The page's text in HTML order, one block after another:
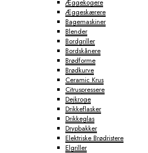
Æggekogere
Æggeskærere
Bagemaskiner
Blender
Bordgriller
Bordskånere
Brødforme
Brødkurve
Ceramic Krus
Citruspressere
Dejkroge
Drikkeflasker
Drikkeglas
Drypbakker
Elektriske Brødristere
Elgriller